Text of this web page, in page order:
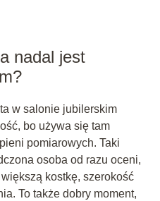
nadal jest
w salonie jubilerskim
bo używa się tam
pomiarowych. Taki
osoba od razu oceni,
kostkę, szerokość
To także dobry moment,